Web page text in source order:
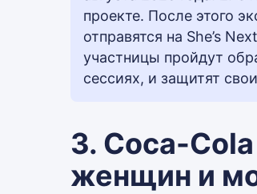
проекте. После этого
отправятся на She’s
участницы пройдут
сессиях, и защитят
3. Coca-
женщин и